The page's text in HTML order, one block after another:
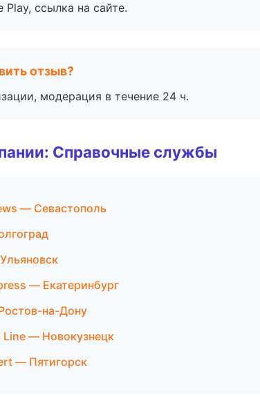
ссылка на сайте.
отзыв?
модерация в течение 24 ч.
Справочные службы
— Севастополь
— Екатеринбург
на-Дону
Line — Новокузнецк
— Пятигорск